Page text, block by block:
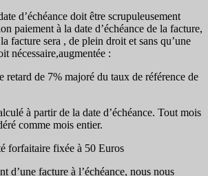
d’échéance doit être scrupuleusement
paiement à la date d’échéance de la facture,
facture sera , de plein droit et sans qu’une
nécessaire,augmentée :
de 7% majoré du taux de référence de
à partir de la date d’échéance. Tout mois
comme mois entier.
forfaitaire fixée à 50 Euros
d’une facture à l’échéance, nous nous